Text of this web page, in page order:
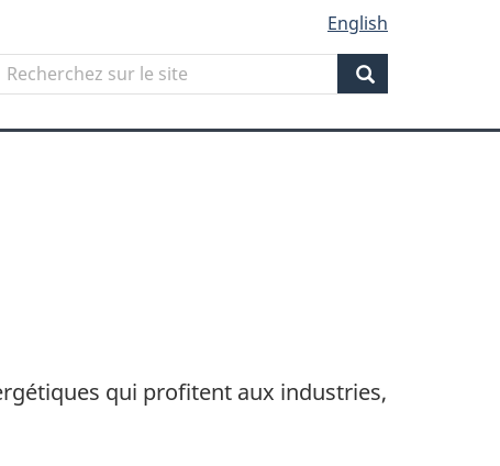
English
Search
Recherchez
Search
qui profitent aux industries,